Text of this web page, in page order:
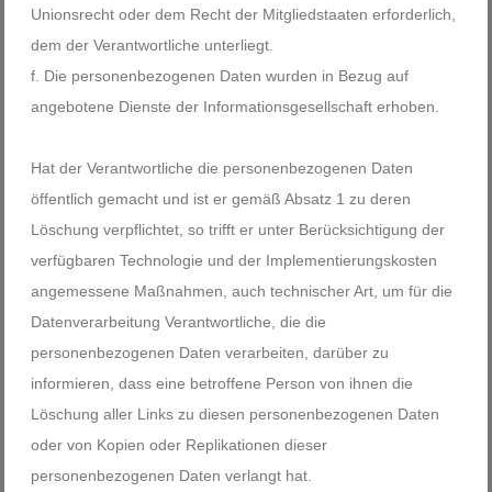
Unionsrecht oder dem Recht der Mitgliedstaaten erforderlich,
dem der Verantwortliche unterliegt.
Die personenbezogenen Daten wurden in Bezug auf
angebotene Dienste der Informationsgesellschaft erhoben.
Hat der Verantwortliche die personenbezogenen Daten
öffentlich gemacht und ist er gemäß Absatz 1 zu deren
Löschung verpflichtet, so trifft er unter Berücksichtigung der
verfügbaren Technologie und der Implementierungskosten
angemessene Maßnahmen, auch technischer Art, um für die
Datenverarbeitung Verantwortliche, die die
personenbezogenen Daten verarbeiten, darüber zu
informieren, dass eine betroffene Person von ihnen die
Löschung aller Links zu diesen personenbezogenen Daten
oder von Kopien oder Replikationen dieser
personenbezogenen Daten verlangt hat.